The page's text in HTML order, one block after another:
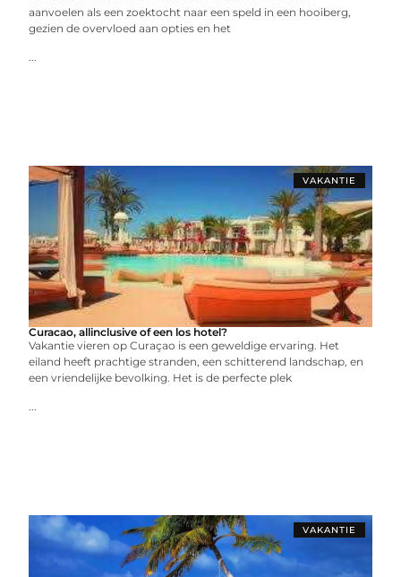
aanvoelen als een zoektocht naar een speld in een hooiberg,
gezien de overvloed aan opties en het
...
VAKANTIE
Curacao, allinclusive of een los hotel?
Vakantie vieren op Curaçao is een geweldige ervaring. Het
eiland heeft prachtige stranden, een schitterend landschap, en
een vriendelijke bevolking. Het is de perfecte plek
...
VAKANTIE